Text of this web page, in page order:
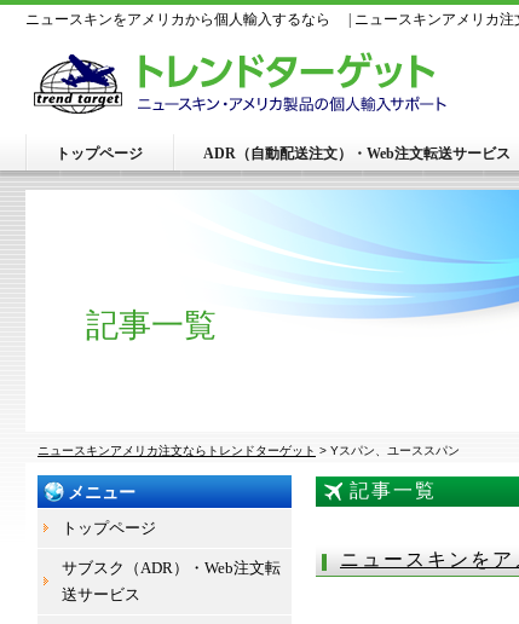
ニュースキンをアメリカから個人輸入するなら | ニュースキンアメリカ注
トップページ ADR（自動配送注文）・Web注文転送サービス
記事一覧
ニュースキンアメリカ注文ならトレンドターゲット > Yスパン、ユーススパン
記事一覧
ニュースキンを
メニュー
トップページ
サブスク（ADR）・Web注文転
送サービス